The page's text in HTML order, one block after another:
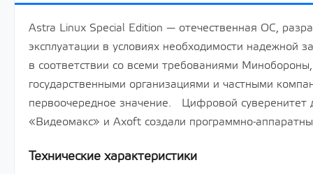
Astra Linux Special Edition — отечественная ОС,
эксплуатации в условиях необходимости
в соответствии со всеми требованиями
государственными организациями и частными
первоочередное значение. Цифровой суверенитет
«Видеомакс» и Axoft создали программно-
Технические характеристики